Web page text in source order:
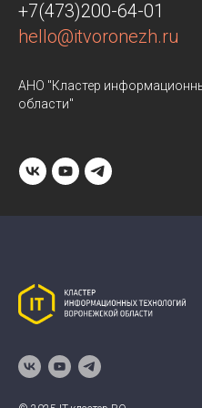
+7(473)200-64-01
hello@itvoronezh.ru
АНО "Кластер
области"